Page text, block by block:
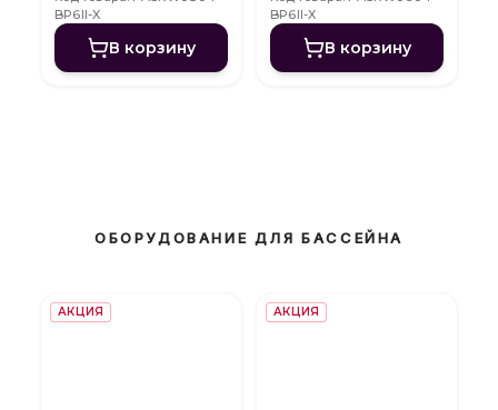
BP6II-X
В корзину
BP6II-X
В корзину
ОБОРУДОВАНИЕ ДЛЯ БАССЕЙНА
АКЦИЯ АКЦИЯ